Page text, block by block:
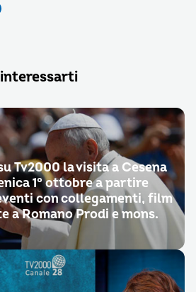
Tv2000 la visita a Cesena
1° ottobre a partire
con collegamenti, film
a Romano Prodi e mons.